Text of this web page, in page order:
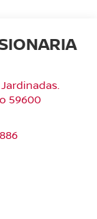
59600